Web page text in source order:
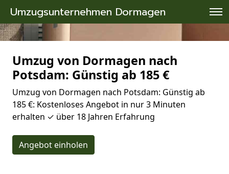
Umzugsunternehmen Dormagen
Umzug von Dormagen nach
Potsdam: Günstig ab 185 €
Umzug von Dormagen nach Potsdam: Günstig ab
185 €: Kostenloses Angebot in nur 3 Minuten
erhalten ✓ über 18 Jahren Erfahrung
Angebot einholen